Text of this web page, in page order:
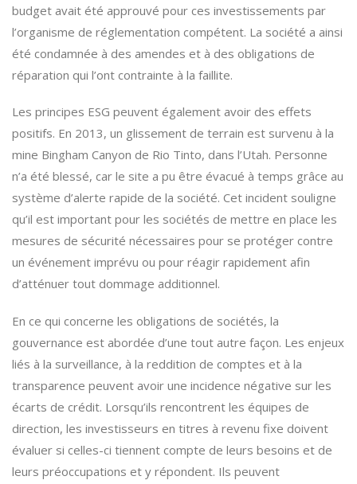
budget avait été approuvé pour ces investissements par
l’organisme de réglementation compétent. La société a ainsi
été condamnée à des amendes et à des obligations de
réparation qui l’ont contrainte à la faillite.
Les principes ESG peuvent également avoir des effets
positifs. En 2013, un glissement de terrain est survenu à la
mine Bingham Canyon de Rio Tinto, dans l’Utah. Personne
n’a été blessé, car le site a pu être évacué à temps grâce au
système d’alerte rapide de la société. Cet incident souligne
qu’il est important pour les sociétés de mettre en place les
mesures de sécurité nécessaires pour se protéger contre
un événement imprévu ou pour réagir rapidement afin
d’atténuer tout dommage additionnel.
En ce qui concerne les obligations de sociétés, la
gouvernance est abordée d’une tout autre façon. Les enjeux
liés à la surveillance, à la reddition de comptes et à la
transparence peuvent avoir une incidence négative sur les
écarts de crédit. Lorsqu’ils rencontrent les équipes de
direction, les investisseurs en titres à revenu fixe doivent
évaluer si celles-ci tiennent compte de leurs besoins et de
leurs préoccupations et y répondent. Ils peuvent